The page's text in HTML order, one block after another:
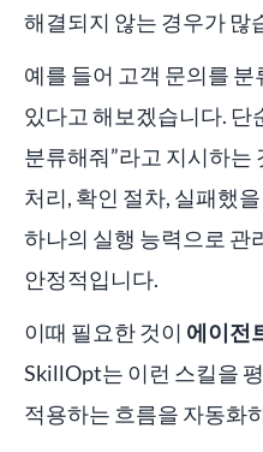
해결되지 않는 경우가 많
예를 들어 고객 문의를
있다고 해보겠습니다. 단
분류해줘”라고 지시하는
처리, 확인 절차, 실패했
하나의 실행 능력으로 관
안정적입니다.
이때 필요한 것이 에이전
SkillOpt는 이런 스킬을
적용하는 흐름을 자동화